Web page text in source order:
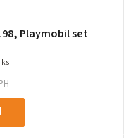
Playmobil set